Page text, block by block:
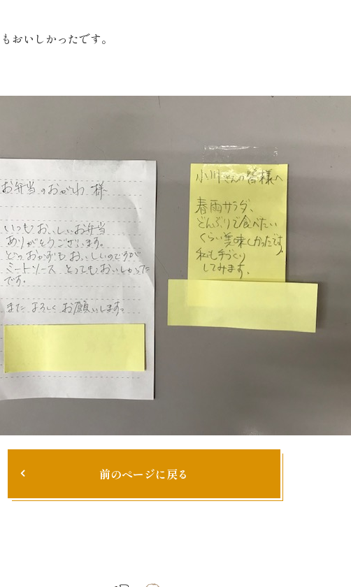
おいしかったです。
前のページに戻る